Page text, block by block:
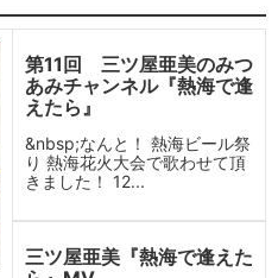
第11回 三ツ屋亜美のみつ
あみチャンネル『熱海で逢
えたら』
&nbsp;なんと！ 熱海ビール祭
り 熱海花火大会で歌わせて頂
きました！ 12...
三ツ屋亜美『熱海で逢えた